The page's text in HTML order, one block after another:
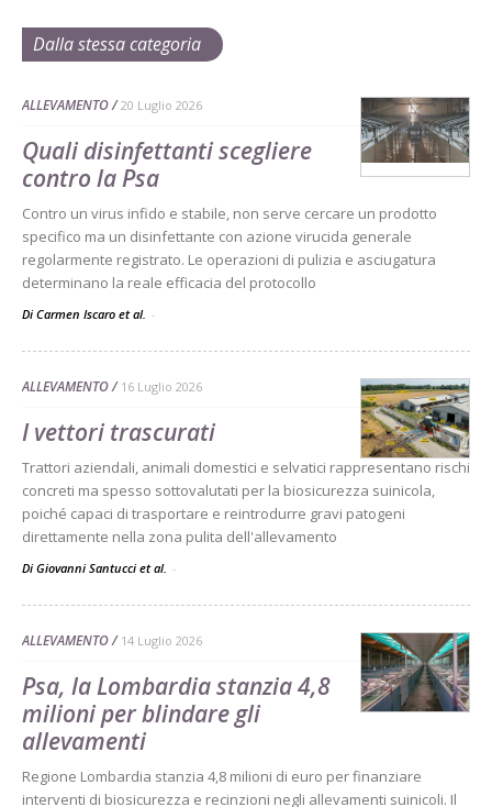
Dalla stessa categoria
ALLEVAMENTO 20 Luglio 2026
Quali disinfettanti scegliere
contro la Psa
Contro un virus infido e stabile, non serve cercare un prodotto
specifico ma un disinfettante con azione virucida generale
regolarmente registrato. Le operazioni di pulizia e asciugatura
determinano la reale efficacia del protocollo
Di Carmen Iscaro et al. -
ALLEVAMENTO 16 Luglio 2026
I vettori trascurati
Trattori aziendali, animali domestici e selvatici rappresentano rischi
concreti ma spesso sottovalutati per la biosicurezza suinicola,
poiché capaci di trasportare e reintrodurre gravi patogeni
direttamente nella zona pulita dell'allevamento
Di Giovanni Santucci et al. -
ALLEVAMENTO 14 Luglio 2026
Psa, la Lombardia stanzia 4,8
milioni per blindare gli
allevamenti
Regione Lombardia stanzia 4,8 milioni di euro per finanziare
interventi di biosicurezza e recinzioni negli allevamenti suinicoli. Il